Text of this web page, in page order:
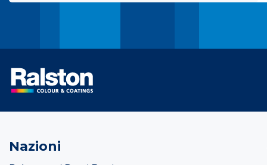
Nazioni